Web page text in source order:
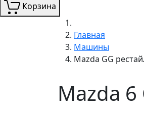
Корзина
Главная
Машины
Mazda GG
Mazda